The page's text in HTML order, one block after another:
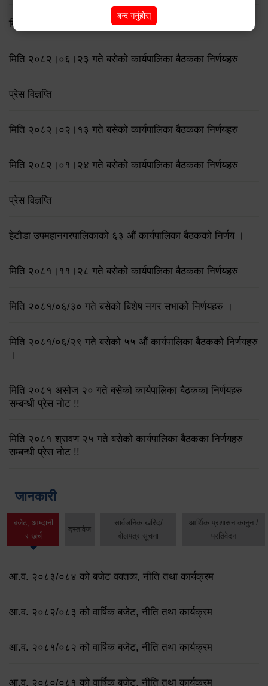
मिति २०८२/७/१९ गते बसेको ७४ औँ कार्यपालिका बैठकका निर्णयहरु
मिति २०८२।०६।२३ गते बसेको कार्यपालिका बैठकका निर्णयहरु
प्रेस विज्ञप्ति
मिति २०८२।०२।१३ गते बसेको कार्यपालिका बैठकका निर्णयहरु
मिति २०८२।०१।२४ गते बसेको कार्यपालिका बैठकका निर्णयहरु
प्रेस विज्ञप्ति
हेटौडा उपमहानगरपालिकाको ६३ औं कार्यपालिका बैठकको निर्णय ।
मिति २०८१।११।२८ गते बसेको कार्यपालिका बैठकका निर्णयहरु
मिति २०८१/०६/३० गते बसेको बिशेष नगर सभाको निर्णयहरु ।
मिति २०८१/०६/२९ गते बसेको ५५ औं कार्यपालिका बैठकको निर्णयहरु
।
मिति २०८१ असोज २० गते बसेको कार्यपालिका बैठकका निर्णयहरु
सम्बन्धी प्रेस नोट !!
मिति २०८१ श्रावण २५ गते बसेको कार्यपालिका बैठकका निर्णयहरु
सम्बन्धी प्रेस नोट !!
जानकारी
बजेट, आम्दानी
र खर्च
दस्तावेज
सार्वजनिक खरिद/
बोलपत्र सूचना
आर्थिक प्रशासन कानुन /
प्रतिवेदन
आ.व. २०८३/०८४ को बजेट वक्तव्य, नीति तथा कार्यक्रम
आ.व. २०८२/०८३ को वार्षिक बजेट, नीति तथा कार्यक्रम
आ.व. २०८१/०८२ को वार्षिक बजेट, नीति तथा कार्यक्रम
आ.व. २०८०/०८१ को वार्षिक बजेट, नीति तथा कार्यक्रम
बन्द गर्नुहोस्